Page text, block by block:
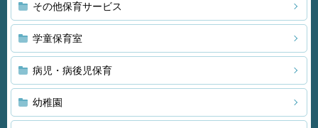
その他保育サービス
学童保育室
病児・病後児保育
幼稚園